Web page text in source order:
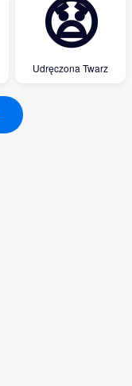
😧
Udręczona Twarz